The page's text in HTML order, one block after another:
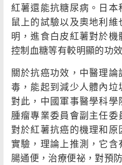
紅薯還能抗糖尿病。日
鼠上的試驗以及奧地利
明，進食白皮紅薯對於機
控制血糖等有較明顯的功
關於抗癌功效，中醫理
毒，能起到減少人體內垃
對此，中國軍事醫學科
腫瘤專業委員會副主任委
對於紅薯抗癌的機理和
實驗，理論上推測，它
腸通便，治療便祕，對預